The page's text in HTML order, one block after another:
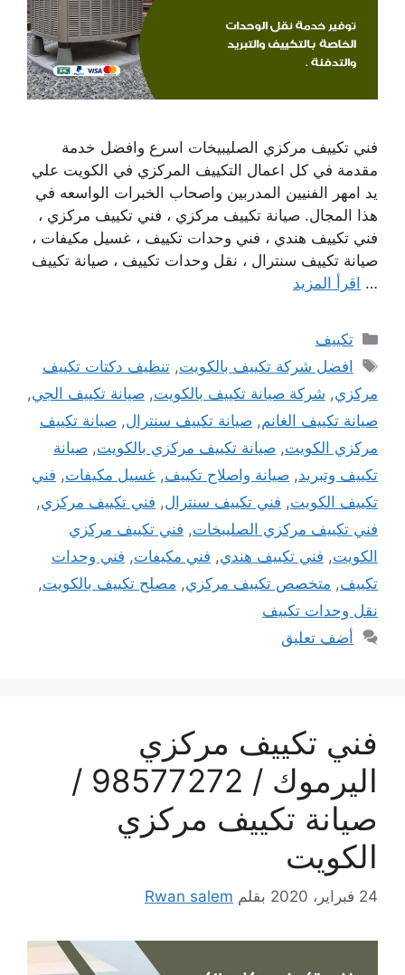
فني تكييف مركزي الصليبيخات اسرع وافضل خدمة
مقدمة في كل اعمال التكييف المركزي في الكويت علي
يد امهر الفنيين المدربين واصحاب الخبرات الواسعه في
هذا المجال. صيانة تكييف مركزي ، فني تكييف مركزي ،
فني تكييف هندي ، فني وحدات تكييف ، غسيل مكيفات ،
صيانة تكييف سنترال ، نقل وحدات تكييف ، صيانة تكييف
… اقرأ المزيد
التصنيفات
تكييف
الوسوم
افضل شركة تكييف بالكويت,تنظيف دكتات تكييف
مركزي, شركة صيانة تكييف بالكويت, صيانة تكييف الجي,
صيانة تكييف الغانم, صيانة تكييف سنترال, صيانة تكييف
مركزي الكويت, صيانة تكييف مركزي بالكويت, صيانة
تكييف وتبريد, صيانة واصلاح تكييف, غسيل مكيفات, فني
تكييف الكويت, فني تكييف سنترال, فني تكييف مركزي,
فني تكييف مركزي الصليبخات, فني تكييف مركزي
الكويت, فني تكييف هندي, فني مكيفات, فني وحدات
تكييف, متخصص تكييف مركزي, مصلح تكييف بالكويت,
نقل وحدات تكييف
أضف تعليق
فني تكييف مركزي
اليرموك / 98577272 /
صيانة تكييف مركزي
الكويت
24 فبراير، 2020 بقلم Rwan salem